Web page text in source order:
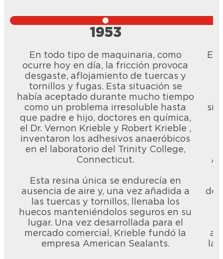
1953
En todo tipo de maquinaria, como
ocurre hoy en día, la fricción provoca
desgaste, aflojamiento de tuercas y
tornillos y fugas. Esta situación se
había aceptado durante mucho tiempo
como un problema irresoluble hasta
que padre e hijo, doctores en química,
el Dr. Vernon Krieble y Robert Krieble ,
inventaron los adhesivos anaeróbicos
en el laboratorio del Trinity College,
Connecticut.
Esta resina única se endurecía en
ausencia de aire y, una vez añadida a
las tuercas y tornillos, llenaba los
huecos manteniéndolos seguros en su
lugar. Una vez desarrollada para el
mercado comercial, Krieble fundó la
empresa American Sealants.
En
A